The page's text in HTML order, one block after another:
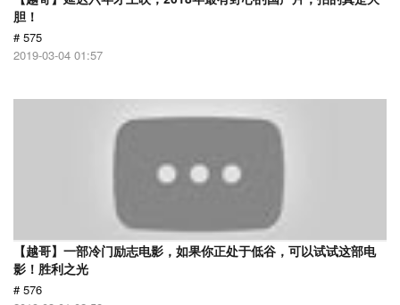
胆！
# 575
2019-03-04 01:57
【越哥】一部冷门励志电影，如果你正处于低谷，可以试试这部电
影！胜利之光
# 576